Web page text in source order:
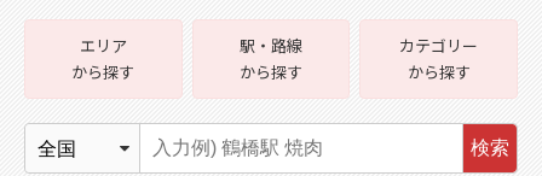
エリア
から探す
駅・路線
から探す
カテゴリー
から探す
検索